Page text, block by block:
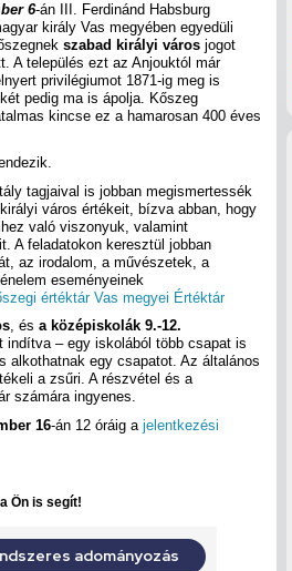
6-án III. Ferdinánd Habsburg
király Vas megyében egyedüli
szabad királyi város jogot
A település ezt az Anjouktól már
privilégiumot 1871-ig meg is
pedig ma is ápolja. Kőszeg
kincse ez a hamarosan 400 éves
tagjaival is jobban megismertessék
város értékeit, bízva abban, hogy
való viszonyuk, valamint
A feladatokon keresztül jobban
az irodalom, a művészetek, a
eseményeinek
értéktár Vas megyei Értéktár
, és a középiskolák 9.-12.
– egy iskolából több csapat is
alkothatnak egy csapatot. Az általános
a zsűri. A részvétel és a
számára ingyenes.
16-án 12 óráig a jelentkezési
Ön is segít!